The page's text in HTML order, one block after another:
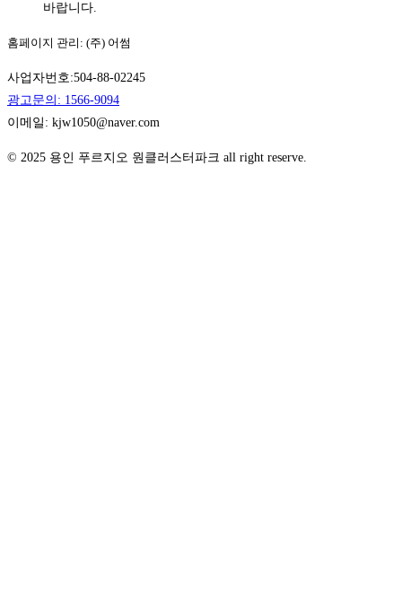
바랍니다.
홈페이지 관리: (주) 어썸
사업자번호:504-88-02245
광고문의: 1566-9094
이메일: kjw1050@naver.com
© 2025 용인 푸르지오 원클러스터파크 all right reserve.